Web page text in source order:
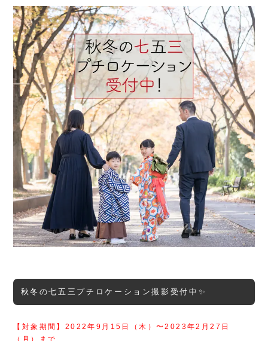
秋冬の七五三プチロケーション撮影受付中✨
【対象期間】2022年9月15日（木）〜2023年2月27日